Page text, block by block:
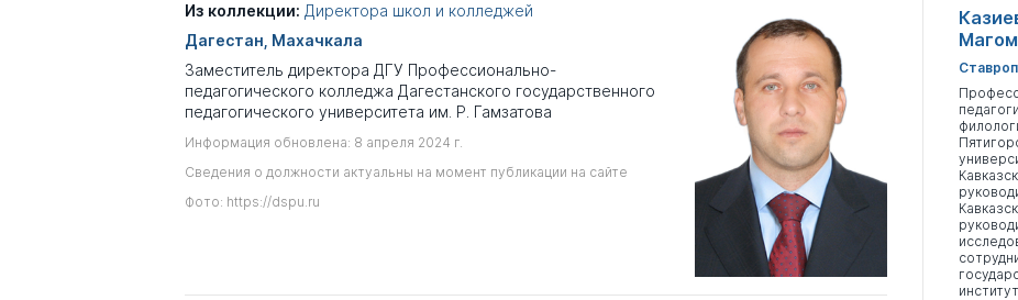
Из коллекции: Директора школ и колледжей
Дагестан, Махачкала
Заместитель директора ДГУ Профессионально-
педагогического колледжа Дагестанского государственного
педагогического университета им. Р. Гамзатова
Информация обновлена: 8 апреля 2024 г.
Сведения о должности актуальны на момент публикации на сайте
Фото: https://dspu.ru